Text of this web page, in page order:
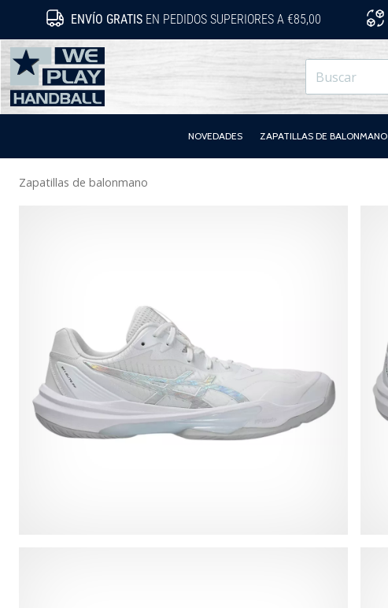
ENVÍO GRATISEN PEDIDOS SUPERIORES A €85,00
WePlayHandball.es
NOVEDADES ZAPATILLAS DE BALONMANO
Zapatillas de balonmano